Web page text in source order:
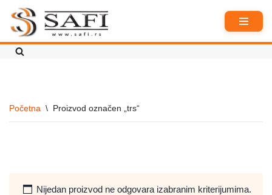
Skoči
na
Početna \ Proizvod označen „trs“
Nijedan proizvod ne odgovara izabranim kriterijumima.